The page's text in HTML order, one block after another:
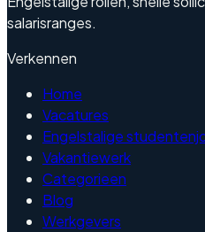
salarisranges.
Verkennen
Home
Vacatures
Engelstalige
Vakantiewerk
Categorieen
Blog
Werkgevers